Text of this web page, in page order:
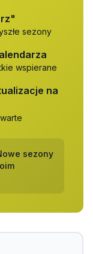
sezony
wspierane
na
sezony